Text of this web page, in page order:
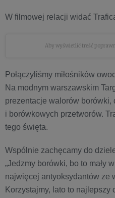
W filmowej relacji widać
Aby wyświetlić treść
Połączyliśmy miłośników
Na modnym warszawskim
prezentacje walorów
i borówkowych przetworów.
tego święta.
Wspólnie zachęcamy do
„Jedzmy borówki, bo to mały
najwięcej antyoksydantów ze
Korzystajmy, lato to